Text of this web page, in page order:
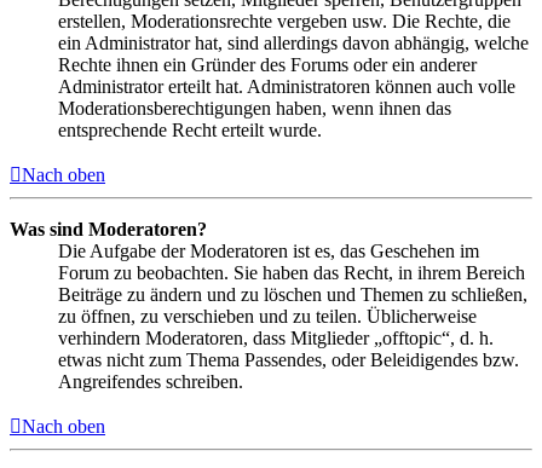
erstellen, Moderationsrechte vergeben usw. Die Rechte, die
ein Administrator hat, sind allerdings davon abhängig, welche
Rechte ihnen ein Gründer des Forums oder ein anderer
Administrator erteilt hat. Administratoren können auch volle
Moderationsberechtigungen haben, wenn ihnen das
entsprechende Recht erteilt wurde.
Nach oben
Was sind Moderatoren?
Die Aufgabe der Moderatoren ist es, das Geschehen im
Forum zu beobachten. Sie haben das Recht, in ihrem Bereich
Beiträge zu ändern und zu löschen und Themen zu schließen,
zu öffnen, zu verschieben und zu teilen. Üblicherweise
verhindern Moderatoren, dass Mitglieder „offtopic“, d. h.
etwas nicht zum Thema Passendes, oder Beleidigendes bzw.
Angreifendes schreiben.
Nach oben